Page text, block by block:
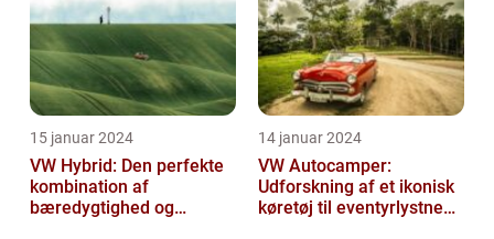
15 januar 2024
VW Hybrid: Den perfekte
kombination af
bæredygtighed og
14 januar 2024
VW Autocamper:
Udforskning af et ikonisk
køretøj til eventyrlystne